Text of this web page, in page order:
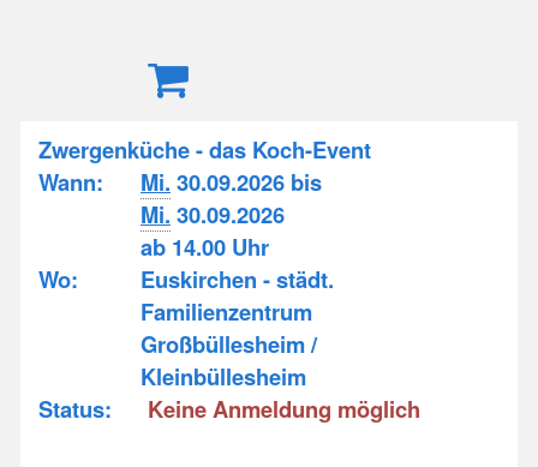
Zwergenküche - das Koch-Event
Wann:
Mi. 30.09.2026 bis
Mi. 30.09.2026
ab 14.00 Uhr
Wo:
Euskirchen - städt.
Familienzentrum
Großbüllesheim /
Kleinbüllesheim
Status:
Keine Anmeldung möglich